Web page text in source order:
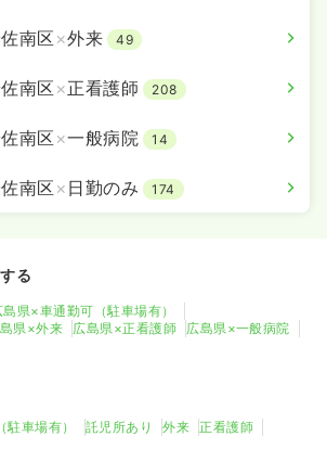
南区 ×外来 49
南区 ×正看護師 208
南区 ×一般病院 14
南区 × 日勤のみ 174
る
島県×車通勤可（駐車場有）
県×外来 広島県×正看護師
広島県×一般病院
駐車場有） 託児所あり 外来
正看護師